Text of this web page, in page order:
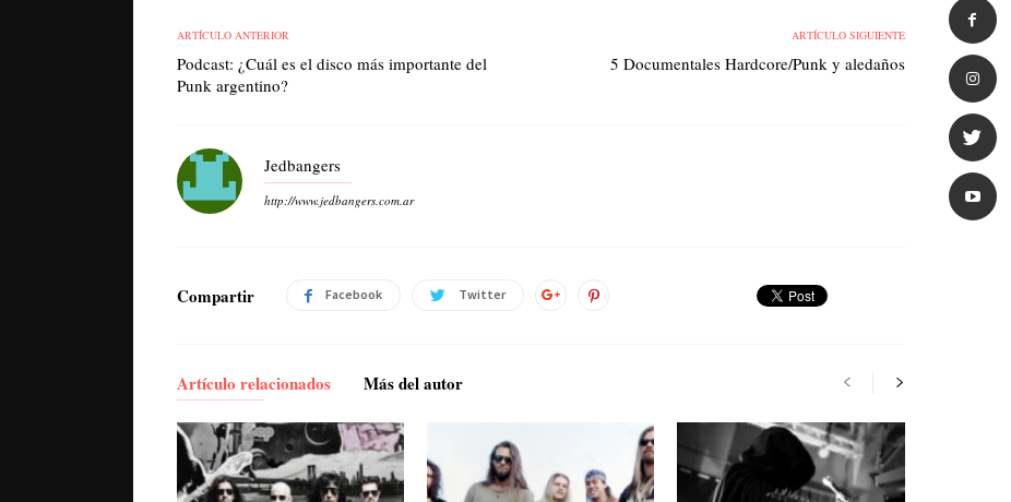
ARTÍCULO ANTERIOR
Podcast: ¿Cuál es el disco más importante del
Punk argentino?
ARTÍCULO SIGUIENTE
5 Documentales Hardcore/Punk y aledaños
Jedbangers
http://www.jedbangers.com.ar
Compartir Facebook Twitter
Artículo relacionados Más del autor